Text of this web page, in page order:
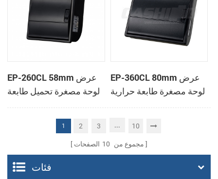
EP-260CL 58mm عرض
لوحة مصغرة تحميل طابعة
حرارية مع لصناعة
السيارات في القاطع
EP-360CL 80mm عرض
لوحة مصغرة طابعة حرارية
مع لصناعة السيارات في
1 2 3 ... 10
مجموع من 10 الصفحات
فئات